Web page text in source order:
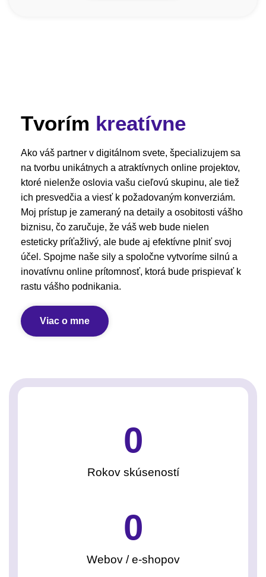
Tvorím kreatívne
Ako váš partner v digitálnom svete, špecializujem sa
na tvorbu unikátnych a atraktívnych online projektov,
ktoré nielenže oslovia vašu cieľovú skupinu, ale tiež
ich presvedčia a viesť k požadovaným konverziám.
Moj prístup je zameraný na detaily a osobitosti vášho
biznisu, čo zaručuje, že váš web bude nielen
esteticky príťažlivý, ale bude aj efektívne plniť svoj
účel. Spojme naše sily a spoločne vytvoríme silnú a
inovatívnu online prítomnosť, ktorá bude prispievať k
rastu vášho podnikania.
Viac o mne
Rokov skúseností
0
Webov / e-shopov
0